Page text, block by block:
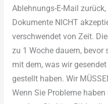
Ablehnungs-E-Mail
Dokumente NICHT
verschwendet von Zeit.
zu 1 Woche dauern,
mit dem, was wir
gestellt haben. Wir
Wenn Sie Probleme